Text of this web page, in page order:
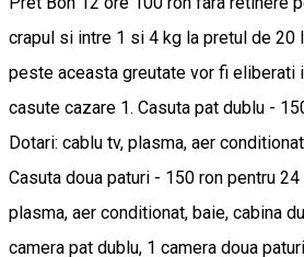
crapul si intre 1 si 4 kg la pretul de 20
peste aceasta greutate vor fi eliberati
casute cazare 1. Casuta pat dublu -
Dotari: cablu tv, plasma, aer
Casuta doua paturi - 150 ron pentru
plasma, aer conditionat, baie, cabina
camera pat dublu, 1 camera doua